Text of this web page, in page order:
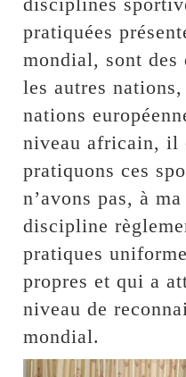
pratiquées
mondial, sont des
les autres
nations
niveau africain, il
pratiquons ces
n’avons pas, à
discipline
pratiques
propres et qui a
niveau de
mondial.